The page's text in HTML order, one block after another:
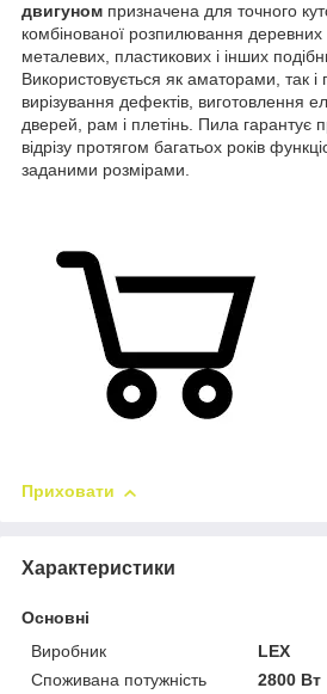
двигуном призначена для точного
комбінованої розпилювання
металевих, пластикових і інших
Використовується як аматорами, так
вирізування дефектів, виготовлення
дверей, рам і плетінь. Пила гарантує
відрізу протягом багатьох років
заданими розмірами.
Приховати
Характеристики
Основні
Виробник
LEX
Споживана потужність
2800 Вт